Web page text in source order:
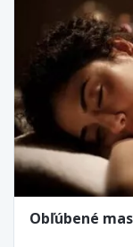
Obľúbené